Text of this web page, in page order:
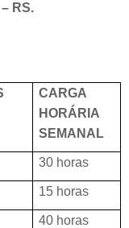
RS.
CARGA
HORÁRIA
SEMANAL
30 horas
15 horas
40 horas